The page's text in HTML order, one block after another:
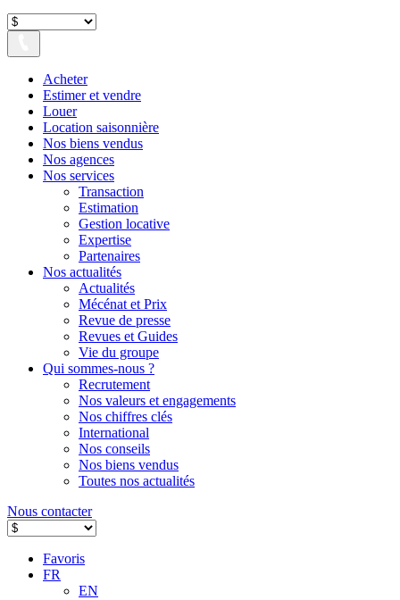
Acheter
Estimer et vendre
Louer
Location saisonnière
Nos biens vendus
Nos agences
Nos services
Transaction
Estimation
Gestion locative
Expertise
Partenaires
Nos actualités
Actualités
Mécénat et Prix
Revue de presse
Revues et Guides
Vie du groupe
Qui sommes-nous ?
Recrutement
Nos valeurs et engagements
Nos chiffres clés
International
Nos conseils
Nos biens vendus
Toutes nos actualités
Nous contacter
Favoris
FR
EN